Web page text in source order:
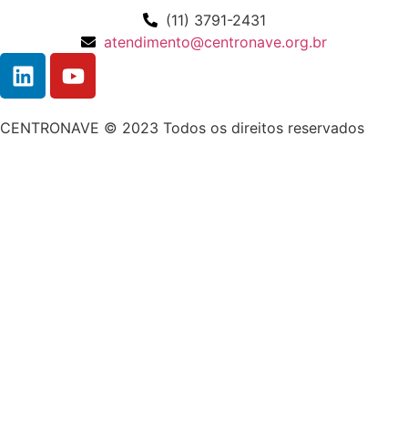
(11) 3791-2431
atendimento@centronave.org.br
CENTRONAVE © 2023 Todos os direitos reservados